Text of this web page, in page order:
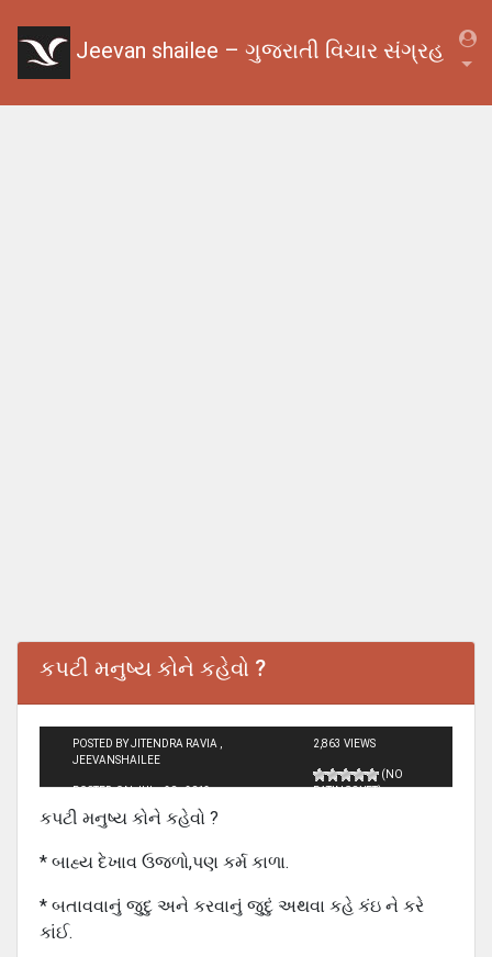
Jeevan shailee – ગુજરાતી વિચાર સંગ્રહ
કપટી મનુષ્ય કોને કહેવો ?
POSTED BY JITENDRA RAVIA ,
JEEVANSHAILEE
POSTED ON JUL - 20 - 2013
2,863 VIEWS
(NO
RATINGS YET)
કપટી મનુષ્ય કોને કહેવો ?
* બાહ્ય દેખાવ ઉજળો,પણ કર્મ કાળા.
* બતાવવાનું જુદુ અને કરવાનું જુદું અથવા કહે કંઇ ને કરે
કાંઈ.